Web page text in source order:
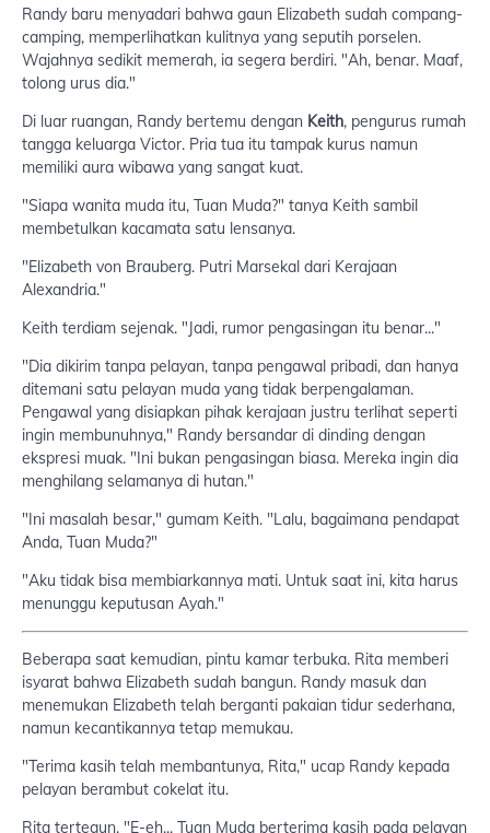
Randy baru menyadari bahwa gaun Elizabeth sudah compang-
camping, memperlihatkan kulitnya yang seputih porselen.
Wajahnya sedikit memerah, ia segera berdiri. "Ah, benar. Maaf,
tolong urus dia."
Di luar ruangan, Randy bertemu dengan Keith, pengurus rumah
tangga keluarga Victor. Pria tua itu tampak kurus namun
memiliki aura wibawa yang sangat kuat.
"Siapa wanita muda itu, Tuan Muda?" tanya Keith sambil
membetulkan kacamata satu lensanya.
"Elizabeth von Brauberg. Putri Marsekal dari Kerajaan
Alexandria."
Keith terdiam sejenak. "Jadi, rumor pengasingan itu benar..."
"Dia dikirim tanpa pelayan, tanpa pengawal pribadi, dan hanya
ditemani satu pelayan muda yang tidak berpengalaman.
Pengawal yang disiapkan pihak kerajaan justru terlihat seperti
ingin membunuhnya," Randy bersandar di dinding dengan
ekspresi muak. "Ini bukan pengasingan biasa. Mereka ingin dia
menghilang selamanya di hutan."
"Ini masalah besar," gumam Keith. "Lalu, bagaimana pendapat
Anda, Tuan Muda?"
"Aku tidak bisa membiarkannya mati. Untuk saat ini, kita harus
menunggu keputusan Ayah."
Beberapa saat kemudian, pintu kamar terbuka. Rita memberi
isyarat bahwa Elizabeth sudah bangun. Randy masuk dan
menemukan Elizabeth telah berganti pakaian tidur sederhana,
namun kecantikannya tetap memukau.
"Terima kasih telah membantunya, Rita," ucap Randy kepada
pelayan berambut cokelat itu.
Rita tertegun. "E-eh... Tuan Muda berterima kasih pada pelayan